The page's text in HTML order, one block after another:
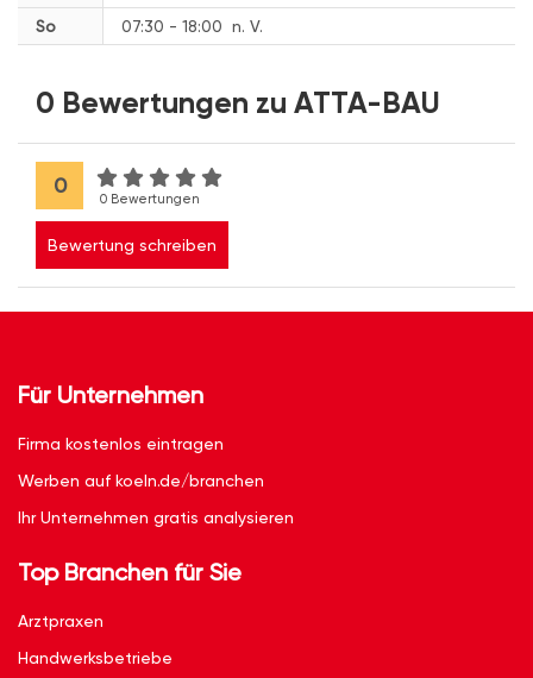
So
07:30 - 18:00 n. V.
0 Bewertungen zu ATTA-BAU
0
0 Bewertungen
Bewertung schreiben
Für Unternehmen
Firma kostenlos eintragen
Werben auf koeln.de/branchen
Ihr Unternehmen gratis analysieren
Top Branchen für Sie
Arztpraxen
Handwerksbetriebe